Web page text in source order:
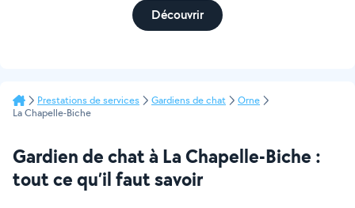
Découvrir
Prestations de services Gardiens de chat
Orne
La Chapelle-Biche
Gardien de chat à La Chapelle-Biche :
tout ce qu’il faut savoir